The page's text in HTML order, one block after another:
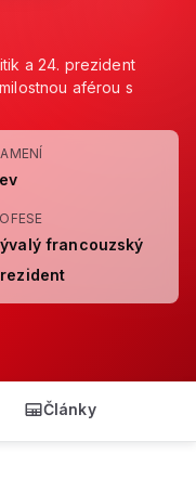
a 24. prezident
aférou s
francouzský
Články